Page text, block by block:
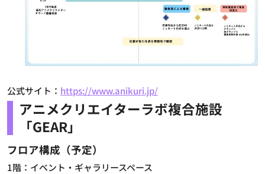
公式サイト： https://www.anikuri.jp/
アニメクリエイターラボ複合施設
「GEAR」
フロア構成（予定）
1階：イベント・ギャラリースペース